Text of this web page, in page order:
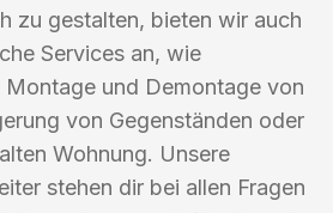
zu gestalten, bieten wir auch
Services an, wie
und Demontage von
von Gegenständen oder
Wohnung. Unsere
stehen dir bei allen Fragen